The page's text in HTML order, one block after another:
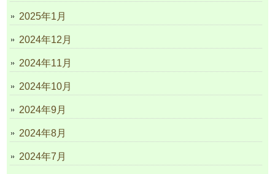
2025年1月
2024年12月
2024年11月
2024年10月
2024年9月
2024年8月
2024年7月